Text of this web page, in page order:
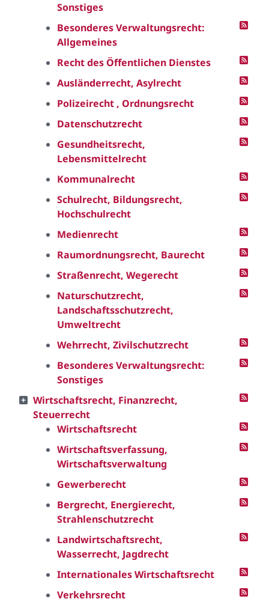
Sonstiges
Besonderes Verwaltungsrecht:
Allgemeines
Recht des Öffentlichen Dienstes
Ausländerrecht, Asylrecht
Polizeirecht , Ordnungsrecht
Datenschutzrecht
Gesundheitsrecht,
Lebensmittelrecht
Kommunalrecht
Schulrecht, Bildungsrecht,
Hochschulrecht
Medienrecht
Raumordnungsrecht, Baurecht
Straßenrecht, Wegerecht
Naturschutzrecht,
Landschaftsschutzrecht,
Umweltrecht
Wehrrecht, Zivilschutzrecht
Besonderes Verwaltungsrecht:
Sonstiges
Wirtschaftsrecht, Finanzrecht,
Steuerrecht
Wirtschaftsrecht
Wirtschaftsverfassung,
Wirtschaftsverwaltung
Gewerberecht
Bergrecht, Energierecht,
Strahlenschutzrecht
Landwirtschaftsrecht,
Wasserrecht, Jagdrecht
Internationales Wirtschaftsrecht
Verkehrsrecht